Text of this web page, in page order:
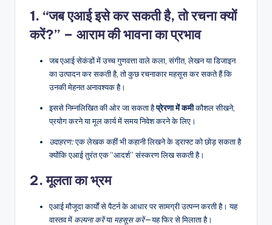
&
1. “जब एआई इसे कर सकती है, तो रचना क्यों
करें?” – आराम की भावना का प्रभाव
जब एआई सेकंडों में उच्च गुणवत्ता वाले कला, संगीत, लेखन या डिजाइन
का उत्पादन कर सकती है, तो कुछ रचनाकार महसूस कर सकते हैं कि
उनकी मेहनत अनावश्यक है।
इससे निम्नलिखित की ओर जा सकता हैप्रेरणा में कमीकौशल सीखने,
प्रयोग करने या मूल कार्य में समय निवेश करने के लिए।
उदाहरण:एक लेखक कहीं भी कहानी लिखने के ड्राफ्ट को छोड़ सकता है
क्योंकि एआई तुरंत एक “आदर्श” संस्करण लिख सकती है।
2.मूलता का भ्रम
एआई मौजूदा कार्यों से पैटर्न के आधार पर सामग्री उत्पन्न करती है। यह
वास्तव में कल्पना करेंया महसूस करें—यह फिर से मिलाता है।